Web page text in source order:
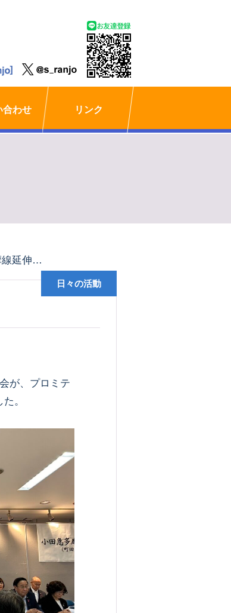
合わせ リンク
小田急多摩線延伸を促進する議員連盟
日々の活動
が、プロミテ
。